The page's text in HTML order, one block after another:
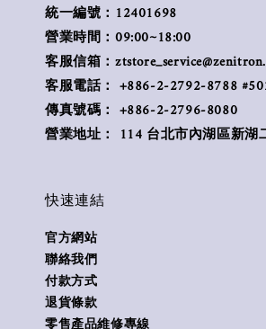
統一編號：12401698
營業時間：09:00~18:00
客服信箱：
客服電話： +886-2-2792-8788
傳真號碼： +886-2-2796-8080
營業地址： 114 台北市內湖區新湖
快速連結
官方網站
聯絡我們
付款方式
退貨條款
零售產品維修專線